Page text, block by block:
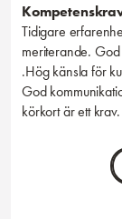
Tidigare
meriterande.
.Hög känsla för
God
körkort är ett krav.